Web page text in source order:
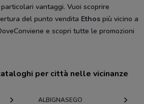
vantaggi. Vuoi scoprire
del punto vendita Ethos più vicino a
e scopri tutte le promozioni
per città nelle vicinanze
ALBIGNASEGO